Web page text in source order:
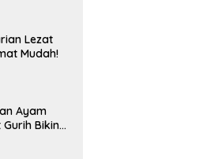
Lezat
Mudah!
Ayam
Bikin